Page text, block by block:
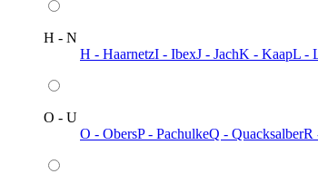
H - N
H - HaarnetzI - IbexJ - JachK - KaapL -
O - U
O - ObersP - PachulkeQ - QuacksalberR